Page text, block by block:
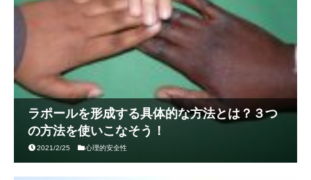
ラポールを形成する具体的な方法とは？３つ
の方法を使いこなそう！
2021/2/25 心理的安全性